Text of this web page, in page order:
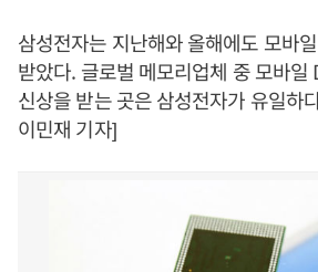
삼성전자는 지난해와 올해에도 모바
받았다. 글로벌 메모리업체 중 모바일
신상을 받는 곳은 삼성전자가 유일하
이민재 기자]